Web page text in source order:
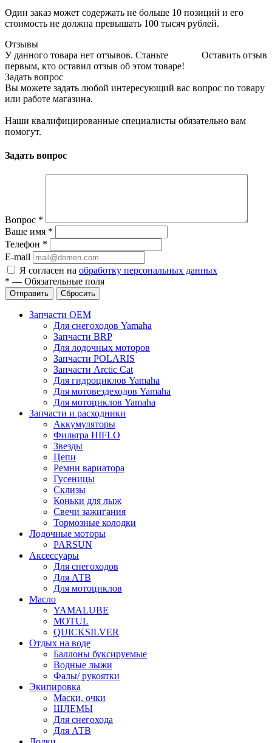
Один заказ может содержать не больше 10 позиций и его
стоимость не должна превышать 100 тысяч рублей.
Отзывы
Оставить отзыв
У данного товара нет отзывов. Станьте
первым, кто оставил отзыв об этом товаре!
Задать вопрос
Вы можете задать любой интересующий вас вопрос по товару
или работе магазина.
Наши квалифицированные специалисты обязательно вам
помогут.
Задать вопрос
Вопрос *
Ваше имя *
Телефон *
E-mail
Я согласен на обработку персональных данных
* — Обязательные поля
Отправить Сбросить
Запчасти OEM
Для снегоходов Yamaha
Запчасти BRP
Для лодочных моторов
Запчасти POLARIS
Запчасти Arctic Cat
Для гидроциклов Yamaha
Для мотовездеходов Yamaha
Для мотоциклов Yamaha
Запчасти и расходники
Аккумуляторы
Фильтра HIFLO
Звезды
Цепи
Ремни вариатора
Гусеницы
Склизы
Коньки для лыж
Свечи зажигания
Тормозные колодки
Лодочные моторы
PARSUN
Аксессуары
Для снегоходов
Для АТВ
Для мотоциклов
Масло
YAMALUBE
MOTUL
QUICKSILVER
Отдых на воде
Баллоны буксируемые
Водные лыжи
Фалы/ рукоятки
Экипировка
Маски, очки
ШЛЕМЫ
Для снегохода
Для АТВ